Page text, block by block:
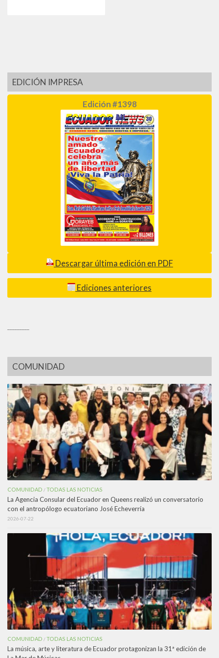
EDICIÓN IMPRESA
Edición #1398
Descargar última edición en PDF
Ediciones anteriores
COMUNIDAD
COMUNIDAD /TODAS LAS NOTICIAS
La Agencia Consular del Ecuador en Queens realizó un conversatorio
con el antropólogo ecuatoriano José Echeverría
2026-07-22
COMUNIDAD /TODAS LAS NOTICIAS
La música, arte y literatura de Ecuador protagonizan la 31ª edición de